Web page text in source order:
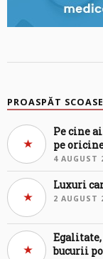
PROASPĂT
Pe cine
pe
4 AUGUST
Luxuri
2 AUGUST
Egalitate,
bucurii